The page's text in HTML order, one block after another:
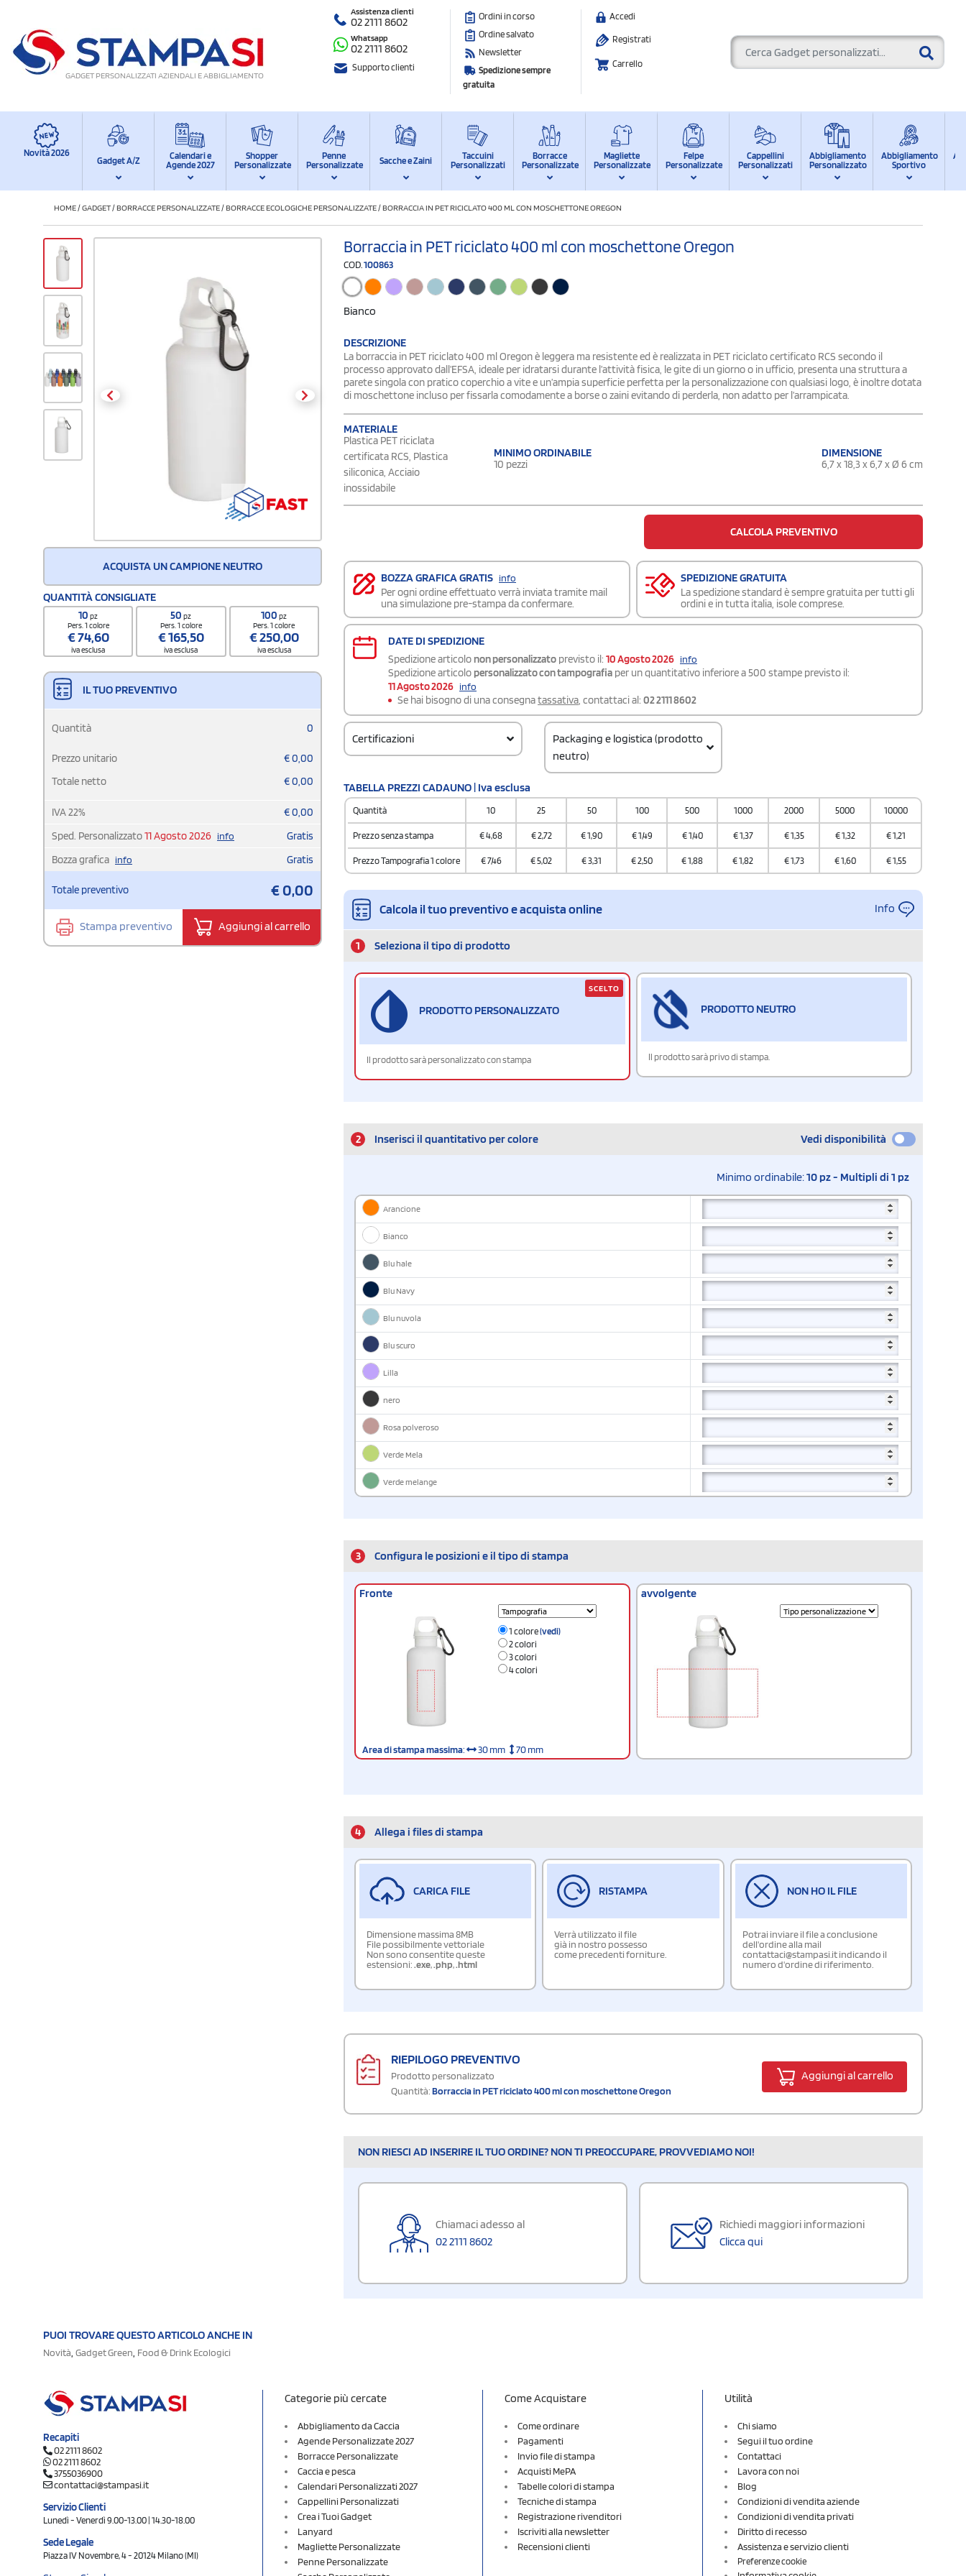
GADGET PERSONALIZZATI AZIENDALI E ABBIGLIAMENTO
Assistenza clienti
02 2111 8602
Whatsapp
02 2111 8602
Supporto clienti
Ordini in corso
Ordine salvato
Newsletter
Spedizione sempre
gratuita
Accedi
Registrati
Carrello
Novità 2026
Gadget A/Z
Calendari e
Agende 2027
Shopper
Personalizzate
Penne
Personalizzate
Sacche e Zaini
Taccuini
Personalizzati
Borracce
Personalizzate
Magliette
Personalizzate
Felpe
Personalizzate
Cappellini
Personalizzati
Abbigliamento
Personalizzato
Abbigliamento
Sportivo
HOME/GADGET/BORRACCE PERSONALIZZATE/BORRACCE ECOLOGICHE PERSONALIZZATE/BORRACCIA IN PET RICICLATO 400 ML CON MOSCHETTONE OREGON
ACQUISTA UN CAMPIONE NEUTRO
QUANTITÀ CONSIGLIATE
10pz
Pers. 1 colore
€74,60
iva esclusa
50pz
Pers. 1 colore
€165,50
iva esclusa
100pz
Pers. 1 colore
€250,00
iva esclusa
IL TUO PREVENTIVO
Quantità 0
Prezzo unitario €0,00
Totale netto
€0,00
IVA22% €0,00
Sped. Personalizzato11 Agosto 2026 info
Gratis
Bozza grafica info Gratis
Totale preventivo €0,00
Stampa preventivo Aggiungi al carrello
Borraccia in PET riciclato 400 ml con moschettone Oregon
COD. 100863
Bianco
DESCRIZIONE
La borraccia in PET riciclato 400 ml Oregon è leggera ma resistente ed è realizzata in PET riciclato certificato RCS secondo il
processo approvato dall’EFSA, ideale per idratarsi durante l’attività fisica, le gite di un giorno o in ufficio, presenta una struttura a
parete singola con pratico coperchio a vite e un’ampia superficie perfetta per la personalizzazione con qualsiasi logo, è inoltre dotata
di moschettone incluso per fissarla comodamente a borse o zaini evitando di perderla, non adatto per l’arrampicata.
MATERIALE
Plastica PET riciclata
certificata RCS, Plastica
siliconica, Acciaio
inossidabile
MINIMO ORDINABILE
10 pezzi
DIMENSIONE
6,7 x 18,3 x 6,7 x Ø 6 cm
CALCOLA PREVENTIVO
BOZZA GRAFICA GRATIS info
Per ogni ordine effettuato verrà inviata tramite mail
una simulazione pre-stampa da confermare.
SPEDIZIONE GRATUITA
La spedizione standard è sempre gratuita per tutti gli
ordini e in tutta italia, isole comprese.
DATE DI SPEDIZIONE
Spedizione articolo non personalizzato previsto il: 10 Agosto 2026 info
Spedizione articolo personalizzato con tampografia per un quantitativo inferiore a 500 stampe previsto il:
11 Agosto 2026 info
Se hai bisogno di una consegnatassativa , contattaci al: 02 2111 8602
Certificazioni
Packaging e logistica (prodotto
neutro)
3924100090000000000000
Quantità per confezione
40 / Egg crate
Quantità per scatola
40
TABELLA PREZZI CADAUNO | Iva esclusa
Quantità 10 25 50 100 500 1000 2000 5000 10000
Prezzo senza stampa €4,68 €2,72 €1,90 €1,49 €1,40 €1,37 €1,35 €1,32 €1,21
Prezzo Tampografia 1 colore €7,46 €5,02 €3,31 €2,50 €1,88 €1,82 €1,73 €1,60 €1,55
Calcola il tuo preventivo e acquista online Info
1 Seleziona il tipo di prodotto
PRODOTTO PERSONALIZZATO
Il prodotto sarà personalizzato con stampa
SCELTO
PRODOTTO NEUTRO
Il prodotto sarà privo di stampa.
2 Inserisci il quantitativo per colore Vedi disponibilità
Minimo ordinabile:10 pz - Multipli di 1 pz
Arancione
Bianco
Blu hale
Blu Navy
Blu nuvola
Blu scuro
Lilla
nero
Rosa polveroso
Verde Mela
Verde melange
3 Configura le posizioni e il tipo di stampa
Fronte
1 colore(vedi)
2 colori
3 colori
4 colori
Area di stampa massima: 30 mm 70 mm
avvolgente
4 Allega i files di stampa
CARICA FILE
Dimensione massima 8MB
File possibilmente vettoriale
Non sono consentite queste
estensioni:.exe,.php,.html
RISTAMPA
Verrà utilizzato il file
già in nostro possesso
come precedenti forniture.
NON HO IL FILE
Potrai inviare il file a conclusione
dell'ordine alla mail
contattaci@stampasi.it indicando il
numero d'ordine di riferimento.
RIEPILOGO PREVENTIVO
Prodotto personalizzato
Quantità:Borraccia in PET riciclato 400 ml con moschettone Oregon
Aggiungi al carrello
NON RIESCI AD INSERIRE IL TUO ORDINE? NON TI PREOCCUPARE, PROVVEDIAMO NOI!
Chiamaci adesso al
02 2111 8602
Richiedi maggiori informazioni
Clicca qui
PUOI TROVARE QUESTO ARTICOLO ANCHE IN
Novità Gadget Green Food & Drink Ecologici
Recapiti
02 2111 8602
02 2111 8602
3755036900
contattaci@stampasi.it
Servizio Clienti
Lunedì - Venerdì 9.00-13.00 | 14.30-18.00
Sede Legale
Piazza IV Novembre, 4 - 20124 Milano (MI)
Categorie più cercate
Abbigliamento da Caccia
Agende Personalizzate 2027
Borracce Personalizzate
Caccia e pesca
Calendari Personalizzati 2027
Cappellini Personalizzati
Crea i Tuoi Gadget
Lanyard
Magliette Personalizzate
Penne Personalizzate
Come Acquistare
Come ordinare
Pagamenti
Invio file di stampa
Acquisti MePA
Tabelle colori di stampa
Tecniche di stampa
Registrazione rivenditori
Iscriviti alla newsletter
Recensioni clienti
Utilità
Chi siamo
Segui il tuo ordine
Contattaci
Lavora con noi
Blog
Condizioni di vendita aziende
Condizioni di vendita privati
Diritto di recesso
Assistenza e servizio clienti
Preferenze cookie